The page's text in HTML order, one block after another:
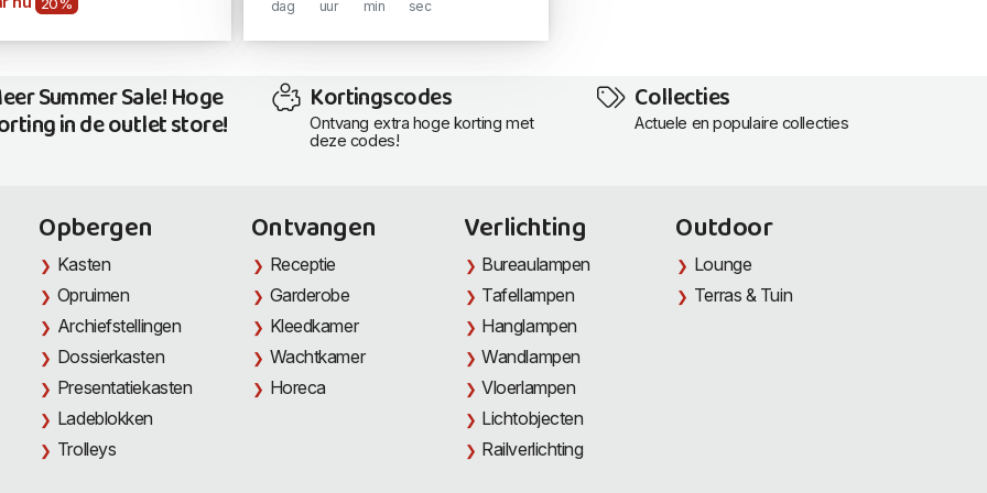
dag uur min sec
Summer Sale! Hoge
in de outlet store!
Kortingscodes
Ontvang extra hoge korting met
deze codes!
Collecties
Actuele en populaire collecties
Opbergen
Kasten
Opruimen
Archiefstellingen
Dossierkasten
Presentatiekasten
Ladeblokken
Trolleys
Ontvangen
Receptie
Garderobe
Kleedkamer
Wachtkamer
Horeca
Verlichting
Bureaulampen
Tafellampen
Hanglampen
Wandlampen
Vloerlampen
Lichtobjecten
Railverlichting
Outdoor
Lounge
Terras & Tuin